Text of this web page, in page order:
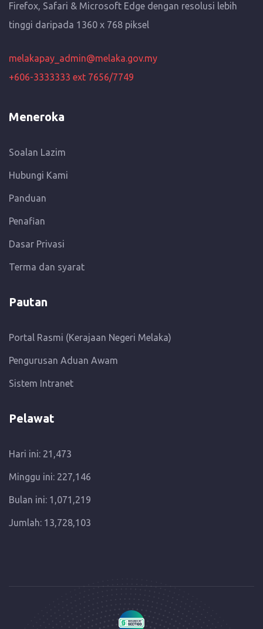
Firefox, Safari & Microsoft Edge dengan resolusi lebih
tinggi daripada 1360 x 768 piksel
melakapay_admin@melaka.gov.my
+606-3333333 ext 7656/7749
Meneroka
Soalan Lazim
Hubungi Kami
Panduan
Penafian
Dasar Privasi
Terma dan syarat
Pautan
Portal Rasmi (Kerajaan Negeri Melaka)
Pengurusan Aduan Awam
Sistem Intranet
Pelawat
Hari ini: 21,473
Minggu ini: 227,146
Bulan ini: 1,071,219
Jumlah: 13,728,103